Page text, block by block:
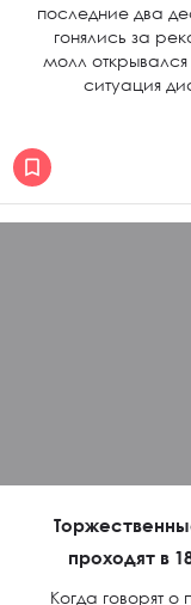
последние два
гонялись за
молл
ситуация
проходят в
Когда говорят